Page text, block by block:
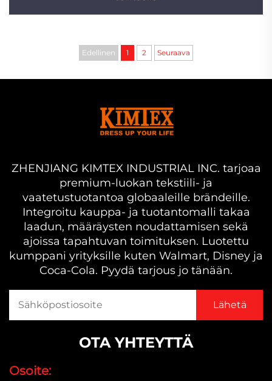
Edellinen 1 2 Seuraava
ZHENJIANG KIMTEX INDUSTRIAL INC. tarjoaa
premium-luokan tekstiili- ja
vaatetustuotantoa globaaleille brändeille.
Integroitu kauppa- ja tuotantomalli takaa
laadun, määräysten noudattamisen sekä
ajoissa tapahtuvan toimituksen. Luotettu
kumppani yrityksille kuten Walmart, Disney ja
Coca-Cola. Pyydä tarjous jo tänään.
OTA YHTEYTTÄ
Osoite: